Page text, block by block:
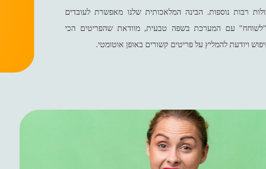
רבות נוספות. הבינה המלאכותית שלנו מאפשרת לעובדים
עם המערכת בשפה טבעית, מוודאת שהפריטים הכי
ויודעת להמליץ על פריטים קשורים באופן אוטומטי.